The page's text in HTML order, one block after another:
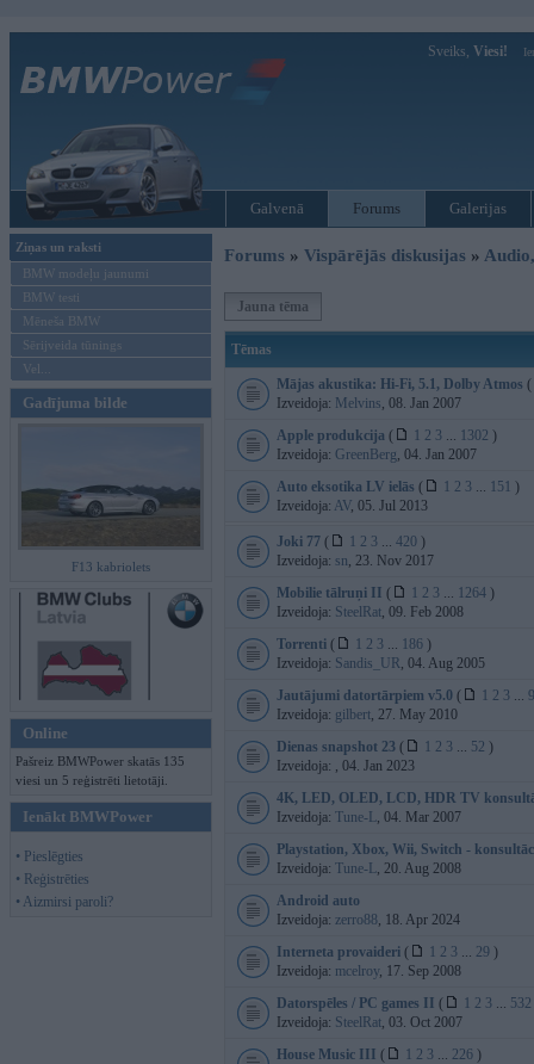
Sveiks, Viesi!
Galvenā Forums Galerijas
Ziņas un raksti
BMW modeļu jaunumi
BMW testi
Mēneša BMW
Sērijveida tūnings
Vel...
Gadījuma bilde
F13 kabriolets
Online
Pašreiz BMWPower skatās 135
viesi un 5 reģistrēti lietotāji.
Ienākt BMWPower
• Pieslēgties
• Reģistrēties
• Aizmirsi paroli?
Forums » Vispārējās diskusijas »
Jauna tēma
Tēmas
Mājas akustika: Hi-Fi, 5.1, Dolby Atmos (
Izveidoja: Melvins, 08. Jan 2007
Apple produkcija ( 1 2 3 ... 1302 )
Izveidoja: GreenBerg, 04. Jan 2007
Auto eksotika LV ielās ( 1 2 3 ... 151 )
Izveidoja: AV, 05. Jul 2013
Joki 77 ( 1 2 3 ... 420 )
Izveidoja: sn, 23. Nov 2017
Mobilie tālruņi II
( 1 2 3 ... 1264 )
Izveidoja: SteelRat, 09. Feb 2008
Torrenti ( 1 2 3 ... 186 )
Izveidoja: Sandis_UR, 04. Aug 2005
Jautājumi datortārpiem v5.0 ( 1 2 3 ...
Izveidoja: gilbert, 27. May 2010
Dienas snapshot 23 ( 1 2 3 ... 52 )
Izveidoja: , 04. Jan 2023
4K, LED, OLED, LCD, HDR TV
Izveidoja: Tune-L, 04. Mar 2007
Playstation, Xbox, Wii, Switch -
Izveidoja: Tune-L, 20. Aug 2008
Android auto
Izveidoja: zerro88, 18. Apr 2024
Interneta provaideri ( 1 2 3 ... 29 )
Izveidoja: mcelroy, 17. Sep 2008
Datorspēles / PC games II
( 1 2 3 ... 532
Izveidoja: SteelRat, 03. Oct 2007
House Music III
( 1 2 3 ... 226 )